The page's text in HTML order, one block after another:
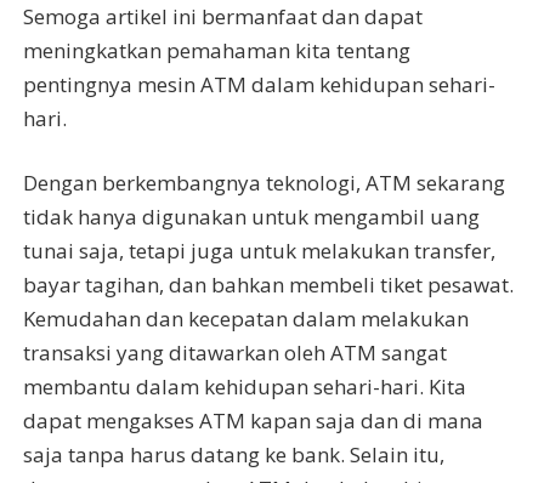
Semoga artikel ini bermanfaat dan dapat
meningkatkan pemahaman kita tentang
pentingnya mesin ATM dalam kehidupan sehari-
hari.
Dengan berkembangnya teknologi, ATM sekarang
tidak hanya digunakan untuk mengambil uang
tunai saja, tetapi juga untuk melakukan transfer,
bayar tagihan, dan bahkan membeli tiket pesawat.
Kemudahan dan kecepatan dalam melakukan
transaksi yang ditawarkan oleh ATM sangat
membantu dalam kehidupan sehari-hari. Kita
dapat mengakses ATM kapan saja dan di mana
saja tanpa harus datang ke bank. Selain itu,